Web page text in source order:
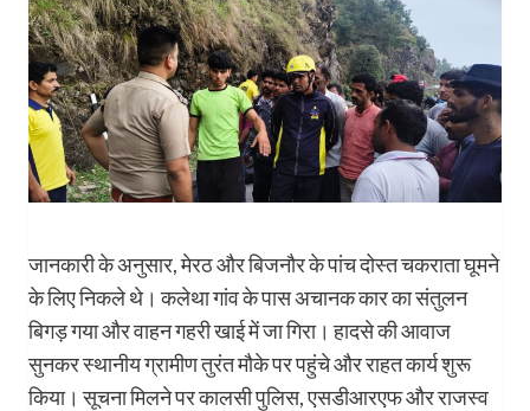
जानकारी के अनुसार, मेरठ और बिजनौर के पांच दोस्त चकराता घूमने
के लिए निकले थे। कलेथा गांव के पास अचानक कार का संतुलन
बिगड़ गया और वाहन गहरी खाई में जा गिरा। हादसे की आवाज
सुनकर स्थानीय ग्रामीण तुरंत मौके पर पहुंचे और राहत कार्य शुरू
किया। सूचना मिलने पर कालसी पुलिस, एसडीआरएफ और राजस्व